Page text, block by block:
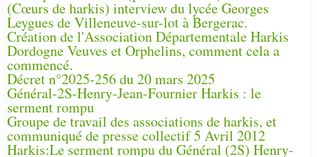
(Cœurs de harkis) interview du lycée Georges
Leygues de Villeneuve-sur-lot à Bergerac.
Création de l'Association Départementale Harkis
Dordogne Veuves et Orphelins, comment cela a
commencé.
Décret n°2025-256 du 20 mars 2025
Général-2S-Henry-Jean-Fournier Harkis : le
serment rompu
Groupe de travail des associations de harkis, et
communiqué de presse collectif 5 Avril 2012
Harkis:Le serment rompu du Général (2S) Henry-